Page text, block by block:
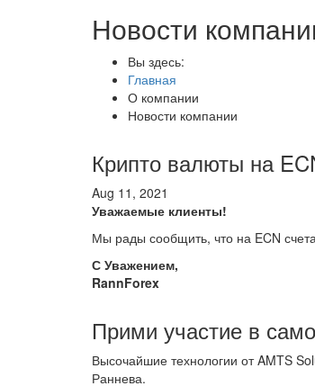
Новости
Вы здесь:
Главная
О компании
Новости компании
Крипто валюты на
Aug 11, 2021
Уважаемые клиенты!
Мы рады сообщить, что на ECN
С Уважением,
RannForex
Прими участие в
Высочайшие технологии от AMTS
Раннева.